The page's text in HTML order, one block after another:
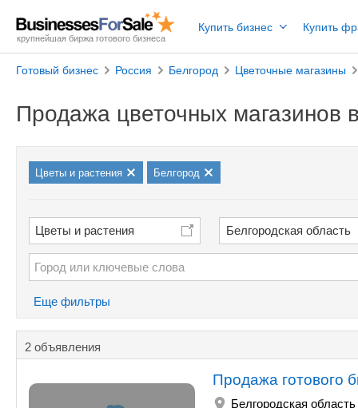
крупнейшая биржа готового бизнеса
Купить бизнес Купить
Готовый бизнес Россия Белгород Цветочные магазины
Продажа цветочных магазинов
Цветы и растения Белгород
Цветы и растения Белгородская область
Еще фильтры
2 объявления
Продажа готового
Белгородская область